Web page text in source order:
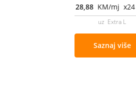
28,88 KM/mj x24
uz Extra L
Saznaj više